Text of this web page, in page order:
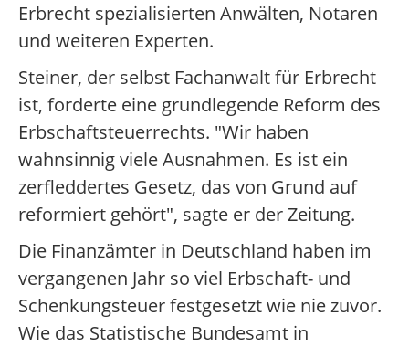
Erbrecht spezialisierten Anwälten, Notaren
und weiteren Experten.
Steiner, der selbst Fachanwalt für Erbrecht
ist, forderte eine grundlegende Reform des
Erbschaftsteuerrechts. "Wir haben
wahnsinnig viele Ausnahmen. Es ist ein
zerfleddertes Gesetz, das von Grund auf
reformiert gehört", sagte er der Zeitung.
Die Finanzämter in Deutschland haben im
vergangenen Jahr so viel Erbschaft- und
Schenkungsteuer festgesetzt wie nie zuvor.
Wie das Statistische Bundesamt in